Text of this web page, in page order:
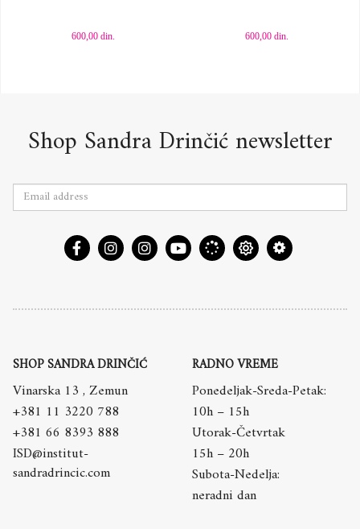
600,00 din. 600,00din.
Shop Sandra Drinčić newsletter
SHOP SANDRA DRINČIĆ
Vinarska 13 , Zemun
+381 11 3220 788
+381 66 8393 888
ISD@institut-
sandradrincic.com
RADNO VREME
Ponedeljak-Sreda-Petak:
10h – 15h
Utorak-Četvrtak
15h – 20h
Subota-Nedelja:
neradni dan